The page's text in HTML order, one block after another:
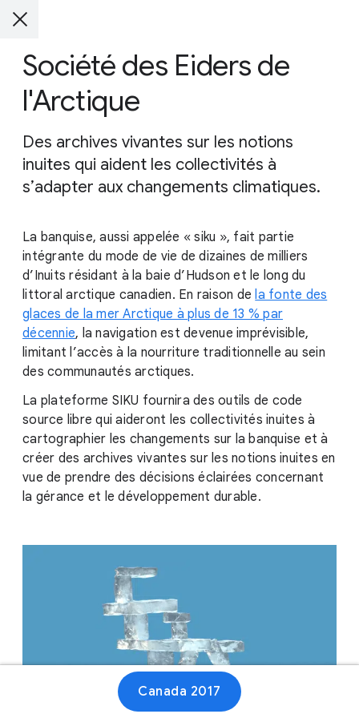
Société des Eiders de
l'Arctique
Des archives vivantes sur les notions
inuites qui aident les collectivités à
s’adapter aux changements climatiques.
La banquise, aussi appelée « siku », fait partie
intégrante du mode de vie de dizaines de milliers
d’Inuits résidant à la baie d’Hudson et le long du
littoral arctique canadien. En raison dela fonte des
glaces de la mer Arctique à plus de 13 % par
décennie, la navigation est devenue imprévisible,
limitant l’accès à la nourriture traditionnelle au sein
des communautés arctiques.
La plateforme SIKU fournira des outils de code
source libre qui aideront les collectivités inuites à
cartographier les changements sur la banquise et à
créer des archives vivantes sur les notions inuites en
vue de prendre des décisions éclairées concernant
la gérance et le développement durable.
Canada 2017